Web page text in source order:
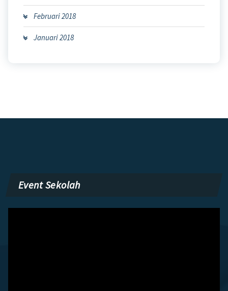
Februari 2018
Januari 2018
Event Sekolah